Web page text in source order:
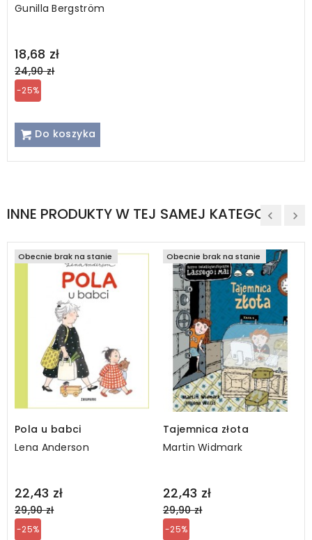
Gunilla Bergström
18,68 zł
Regular
price
24,90 zł
-25%
Do koszyka
INNE PRODUKTY W TEJ SAMEJ KATEGORII
Obecnie brak na stanie
Pola u babci
Lena Anderson
22,43 zł
Regular
price
29,90 zł
-25%
Obecnie brak na stanie
Tajemnica złota
Martin Widmark
22,43 zł
Regular
price
29,90 zł
-25%